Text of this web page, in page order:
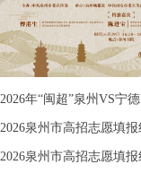
2026年“闽超”泉州VS宁德